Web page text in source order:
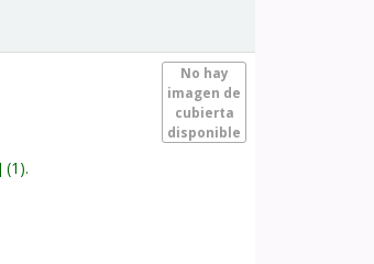
No hay
imagen de
cubierta
disponible
(1).